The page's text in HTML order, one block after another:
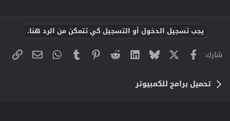
يجب تسجيل الدخول أو التسجيل كي تتمكن من الرد هنا.
شارك: فيسبوك Bluesky
LinkedIn
Reddit
Pinterest
Tumblr
WhatsApp
البريد
تحميل برامج للكمبيوتر